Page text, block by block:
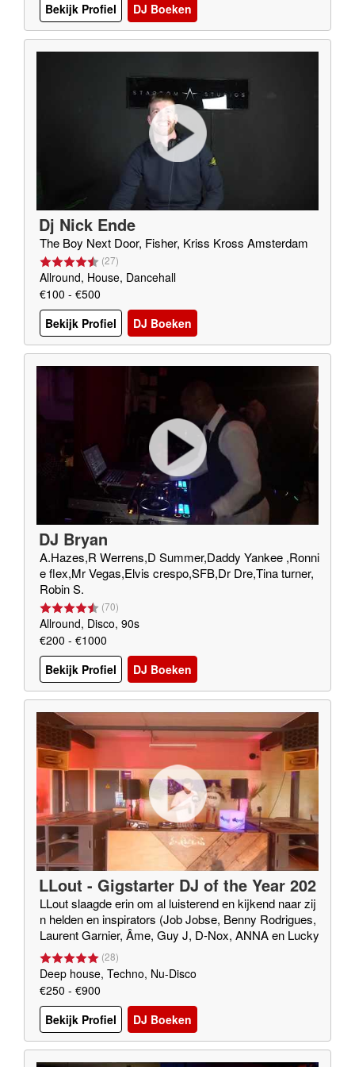
Bekijk Profiel DJ Boeken
Dj Nick Ende
The Boy Next Door, Fisher, Kriss Kross Amsterdam
(27)
Allround, House, Dancehall
€100 - €500
Bekijk Profiel
DJ Boeken
DJ Bryan
A.Hazes,R Werrens,D Summer,Daddy Yankee ,Ronni
e flex,Mr Vegas,Elvis crespo,SFB,Dr Dre,Tina turner,
Robin S.
(70)
Allround, Disco, 90s
€200 - €1000
Bekijk Profiel
DJ Boeken
LLout - Gigstarter DJ of the Year 202
0
LLout slaagde erin om al luisterend en kijkend naar zij
n helden en inspirators (Job Jobse, Benny Rodrigues,
Laurent Garnier, Âme, Guy J, D-Nox, ANNA en Lucky
Done Gone (o.v.a.)) een eigen eclectische sound te be
lichamen. DUS: Elke klus durft ie aan!
(28)
Deep house, Techno, Nu-Disco
€250 - €900
Bekijk Profiel
DJ Boeken